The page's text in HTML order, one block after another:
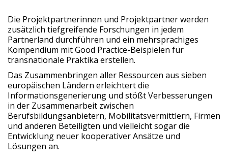
Die Projektpartnerinnen und Projektpartner werden
zusätzlich tiefgreifende Forschungen in jedem
Partnerland durchführen und ein mehrsprachiges
Kompendium mit Good Practice-Beispielen für
transnationale Praktika erstellen.
Das Zusammenbringen aller Ressourcen aus sieben
europäischen Ländern erleichtert die
Informationsgenerierung und stößt Verbesserungen
in der Zusammenarbeit zwischen
Berufsbildungsanbietern, Mobilitätsvermittlern, Firmen
und anderen Beteiligten und vielleicht sogar die
Entwicklung neuer kooperativer Ansätze und
Lösungen an.